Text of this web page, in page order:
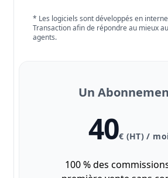
* Les logiciels sont développés en
Transaction afin de répondre au mieux
agents.
Un
40€ (HT) /
100 % des